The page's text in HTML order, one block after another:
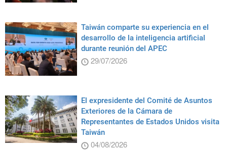
Taiwán comparte su experiencia en el
desarrollo de la inteligencia artificial
durante reunión del APEC
29/07/2026
El expresidente del Comité de Asuntos
Exteriores de la Cámara de
Representantes de Estados Unidos visita
Taiwán
04/08/2026